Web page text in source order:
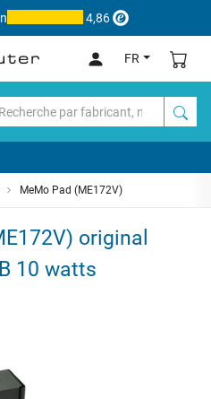
4,86
FR
MeMo Pad (ME172V)
original
10 watts